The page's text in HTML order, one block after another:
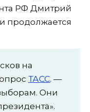
РФ Дмитрий
продолжается
на
ТАСС. —
Они